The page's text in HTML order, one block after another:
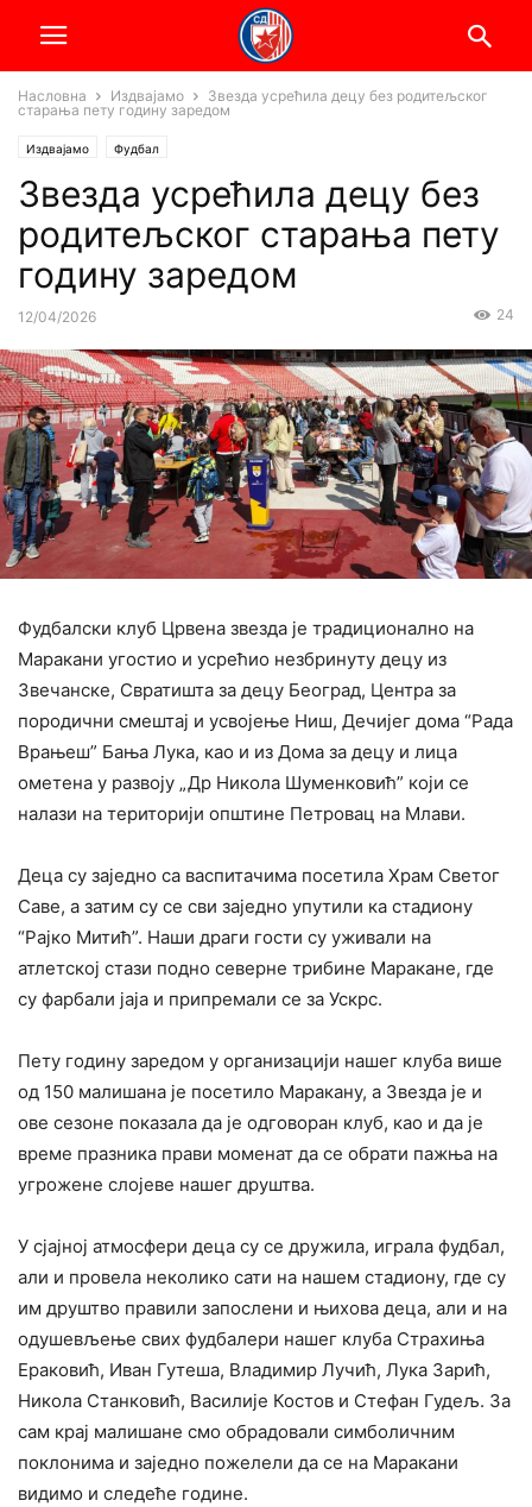
Насловна Издвајамо
Звезда усрећила децу без родитељског
старања пету годину заредом
Издвајамо Фудбал
Звезда усрећила децу без
родитељског старања пету
годину заредом
12/04/2026 24
Фудбалски клуб Црвена звезда је традиционално на
Маракани угостио и усрећио незбринуту децу из
Звечанске, Свратишта за децу Београд, Центра за
породични смештај и усвојење Ниш, Дечијег дома “Рада
Врањеш” Бања Лука, као и из Дома за децу и лица
ометена у развоју „Др Никола Шуменковић” који се
налази на територији општине Петровац на Млави.
Деца су заједно са васпитачима посетила Храм Светог
Саве, а затим су се сви заједно упутили ка стадиону
“Рајко Митић”. Наши драги гости су уживали на
атлетској стази подно северне трибине Маракане, где
су фарбали јаја и припремали се за Ускрс.
Пету годину заредом у организацији нашег клуба више
од 150 малишана је посетило Маракану, а Звезда је и
ове сезоне показала да је одговоран клуб, као и да је
време празника прави моменат да се обрати пажња на
угрожене слојеве нашег друштва.
У сјајној атмосфери деца су се дружила, играла фудбал,
али и провела неколико сати на нашем стадиону, где су
им друштво правили запослени и њихова деца, али и на
одушевљење свих фудбалери нашег клуба Страхиња
Ераковић, Иван Гутеша, Владимир Лучић, Лука Зарић,
Никола Станковић, Василије Костов и Стефан Гудељ. За
сам крај малишане смо обрадовали симболичним
поклонима и заједно пожелели да се на Маракани
видимо и следеће године.